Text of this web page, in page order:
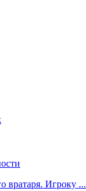
вратаря. Игроку ...